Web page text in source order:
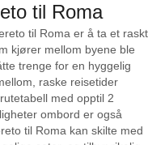
til Roma
til Roma er å ta et raskt
kjører mellom byene ble
trenge for en hyggelig
raske reisetider
med opptil 2
ombord er også
til Roma kan skilte med